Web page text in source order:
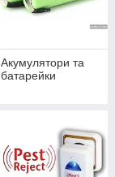
Акумулятори та
батарейки